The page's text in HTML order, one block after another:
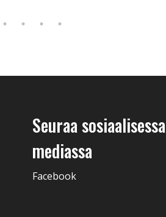
Seuraa sosiaalisessa
mediassa
Facebook